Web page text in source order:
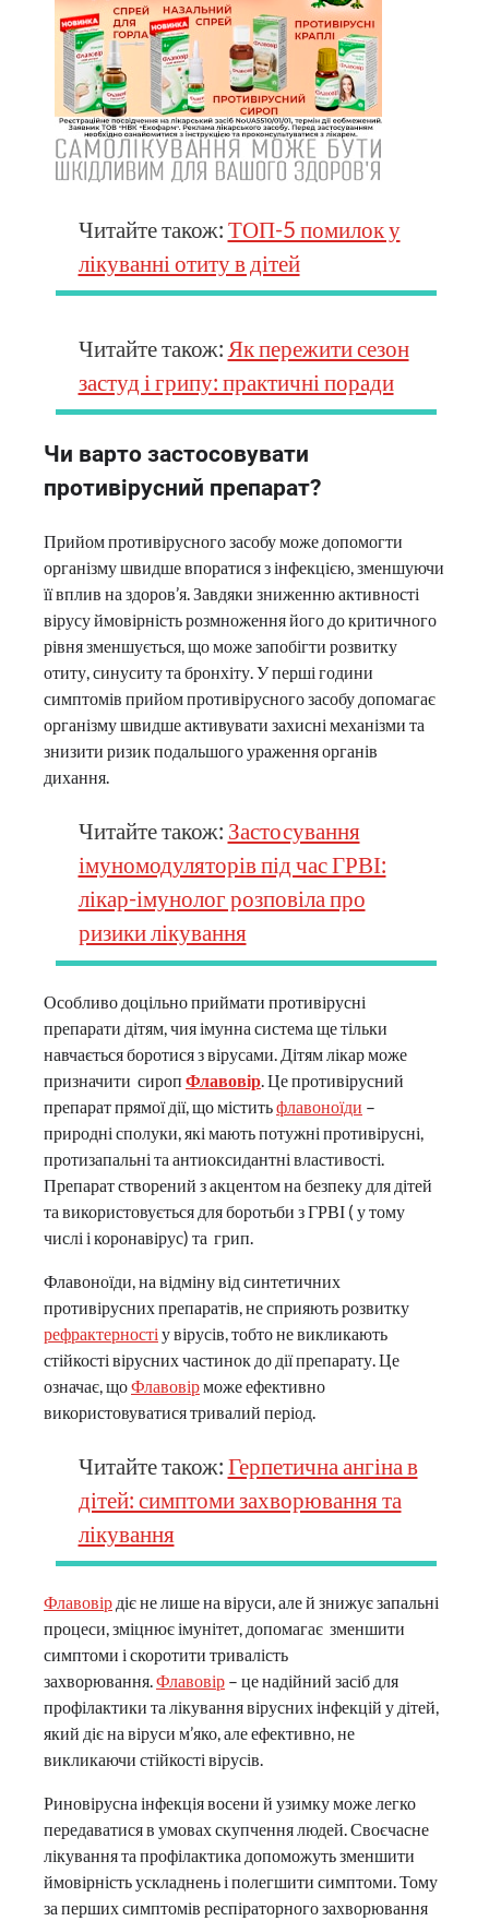
Читайте також: ТОП-5 помилок у
лікуванні отиту в дітей
Читайте також: Як пережити сезон
застуд і грипу: практичні поради
Чи варто застосовувати
противірусний препарат?
Прийом противірусного засобу може допомогти
організму швидше впоратися з інфекцією, зменшуючи
її вплив на здоров’я. Завдяки зниженню активності
вірусу ймовірність розмноження його до критичного
рівня зменшується, що може запобігти розвитку
отиту, синуситу та бронхіту. У перші години
симптомів прийом противірусного засобу допомагає
організму швидше активувати захисні механізми та
знизити ризик подальшого ураження органів
дихання.
Читайте також: Застосування
імуномодуляторів під час ГРВІ:
лікар-імунолог розповіла про
ризики лікування
Особливо доцільно приймати противірусні
препарати дітям, чия імунна система ще тільки
навчається боротися з вірусами. Дітям лікар може
призначити сироп Флавовір . Це противірусний
препарат прямої дії, що міститьфлавоноїди –
природні сполуки, які мають потужні противірусні,
протизапальні та антиоксидантні властивості.
Препарат створений з акцентом на безпеку для дітей
та використовується для боротьби з ГРВІ ( у тому
числі і коронавірус) та грип.
Флавоноїди, на відміну від синтетичних
противірусних препаратів, не сприяють розвитку
рефрактерності у вірусів, тобто не викликають
стійкості вірусних частинок до дії препарату. Це
означає, щоФлавовірможе ефективно
використовуватися тривалий період.
Читайте також: Герпетична ангіна в
дітей: симптоми захворювання та
лікування
Флавовір діє не лише на віруси, але й знижує запальні
процеси, зміцнює імунітет, допомагає зменшити
симптоми і скоротити тривалість
захворювання.Флавовір – це надійний засіб для
профілактики та лікування вірусних інфекцій у дітей,
який діє на віруси м’яко, але ефективно, не
викликаючи стійкості вірусів.
Риновірусна інфекція восени й узимку може легко
передаватися в умовах скупчення людей. Своєчасне
лікування та профілактика допоможуть зменшити
ймовірність ускладнень і полегшити симптоми. Тому
за перших симптомів респіраторного захворювання